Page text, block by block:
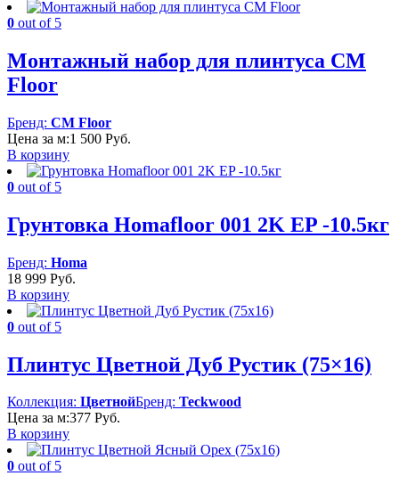
0 out of 5
Монтажный набор для плинтуса CM
Floor
Бренд: CM Floor
Цена за м:1 500 Руб.
В корзину
0 out of 5
Грунтовка Homafloor 001 2K EP -10.5кг
Бренд: Homa
18 999 Руб.
В корзину
0 out of 5
Плинтус Цветной Дуб Рустик (75×16)
Коллекция: ЦветнойБренд: Teckwood
Цена за м:377 Руб.
В корзину
0 out of 5